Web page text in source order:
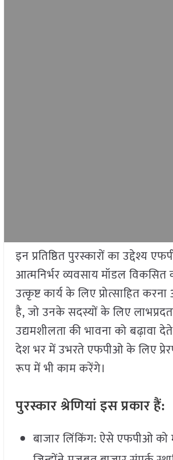
इन प्रतिष्ठित पुरस्कारों का उद्देश्य
आत्मनिर्भर व्यवसाय मॉडल
उत्कृष्ट कार्य के लिए प्रोत्साहित
है, जो उनके सदस्यों के लिए
उद्यमशीलता की भावना को बढ़ावा
देश भर में उभरते एफपीओ के लिए
रूप में भी काम करेंगे।
पुरस्कार श्रेणियां इस प्रकार हैं:
बाजार लिंकिंग: ऐसे एफपीओ को